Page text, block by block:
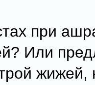
при
Или
жижей,